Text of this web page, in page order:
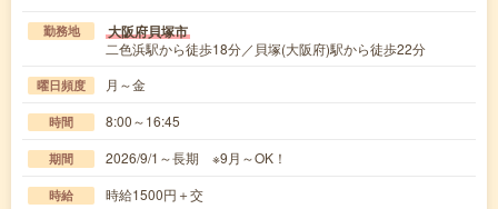
勤務地 大阪府貝塚市
二色浜駅から徒歩18分／貝塚(大阪府)駅から徒歩22分
曜日頻度 月～金
時間 8:00～16:45
期間 2026/9/1～長期 ※9月～OK！
時給 時給1500円＋交